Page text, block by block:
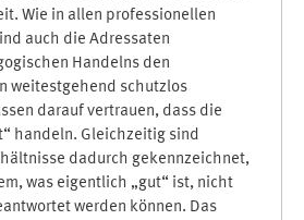
Wie in allen professionellen
auch die Adressaten
Handelns den
weitestgehend schutzlos
darauf vertrauen, dass die
handeln. Gleichzeitig sind
dadurch gekennzeichnet,
was eigentlich „gut“ ist, nicht
werden können. Das